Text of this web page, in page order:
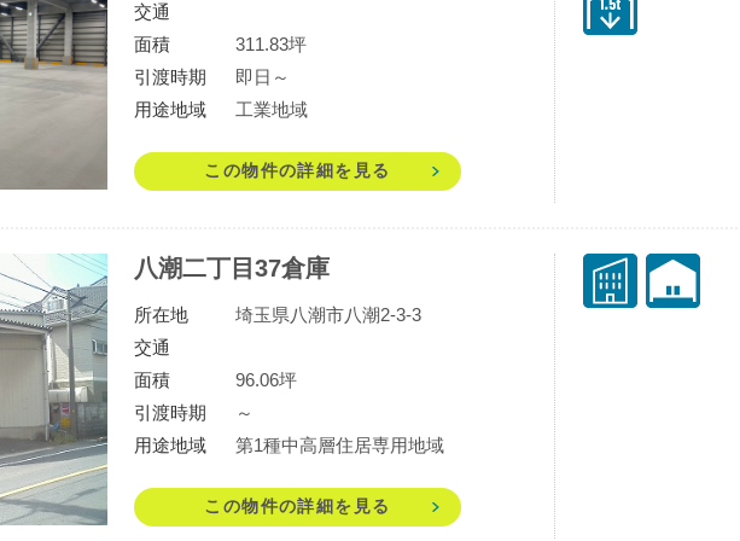
交通
面積
311.83坪
引渡時期
即日～
用途地域
工業地域
この物件の詳細を見る
八潮二丁目37倉庫
所在地
埼玉県八潮市八潮2-3-3
交通
面積
96.06坪
引渡時期
～
用途地域
第1種中高層住居専用地域
この物件の詳細を見る